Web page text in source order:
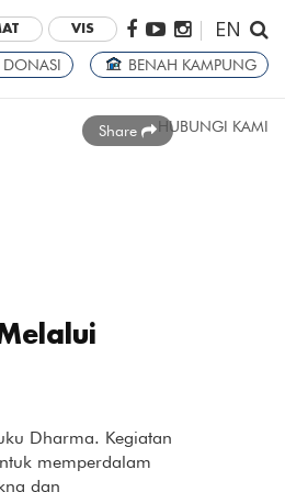
VIS | EN
DONASI BENAH KAMPUNG
HUBUNGI KAMI
Share
Dharma. Kegiatan
memperdalam
dan